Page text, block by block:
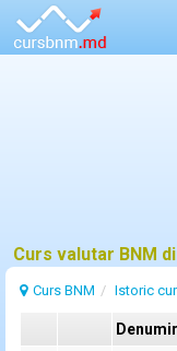
Curs valutar BNM
Curs BNM Istoric